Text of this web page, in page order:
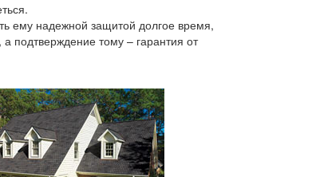
ему надежной защитой долгое время,
подтверждение тому – гарантия от